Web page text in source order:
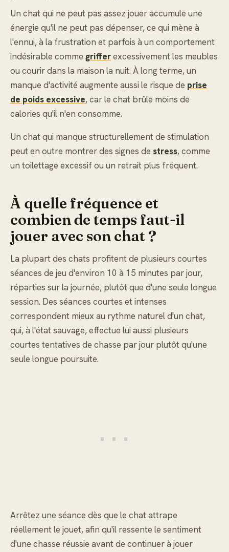
Un chat qui ne peut pas assez jouer accumule une
énergie qu'il ne peut pas dépenser, ce qui mène à
l'ennui, à la frustration et parfois à un comportement
indésirable comme grifferexcessivement les meubles
ou courir dans la maison la nuit. À long terme, un
manque d'activité augmente aussi le risque de prise
de poids excessive, car le chat brûle moins de
calories qu'il n'en consomme.
Un chat qui manque structurellement de stimulation
peut en outre montrer des signes de stress, comme
un toilettage excessif ou un retrait plus fréquent.
À quelle fréquence et
combien de temps faut-il
jouer avec son chat ?
La plupart des chats profitent de plusieurs courtes
séances de jeu d'environ 10 à 15 minutes par jour,
réparties sur la journée, plutôt que d'une seule longue
session. Des séances courtes et intenses
correspondent mieux au rythme naturel d'un chat,
qui, à l'état sauvage, effectue lui aussi plusieurs
courtes tentatives de chasse par jour plutôt qu'une
seule longue poursuite.
Arrêtez une séance dès que le chat attrape
réellement le jouet, afin qu'il ressente le sentiment
d'une chasse réussie avant de continuer à jouer